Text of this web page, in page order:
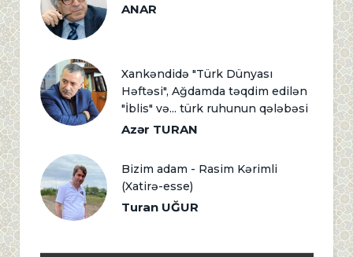
ANAR
Xankəndidə "Türk Dünyası
Həftəsi", Ağdamda təqdim edilən
"İblis" və... türk ruhunun qələbəsi
Azər TURAN
Bizim adam - Rasim Kərimli
(Xatirə-esse)
Turan UĞUR